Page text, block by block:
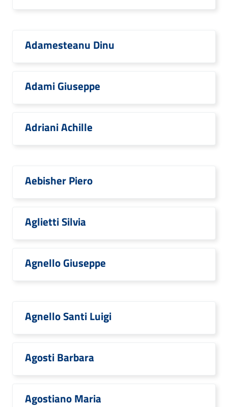
Adamesteanu Dinu
Adami Giuseppe
Adriani Achille
Aebisher Piero
Aglietti Silvia
Agnello Giuseppe
Agnello Santi Luigi
Agosti Barbara
Agostiano Maria